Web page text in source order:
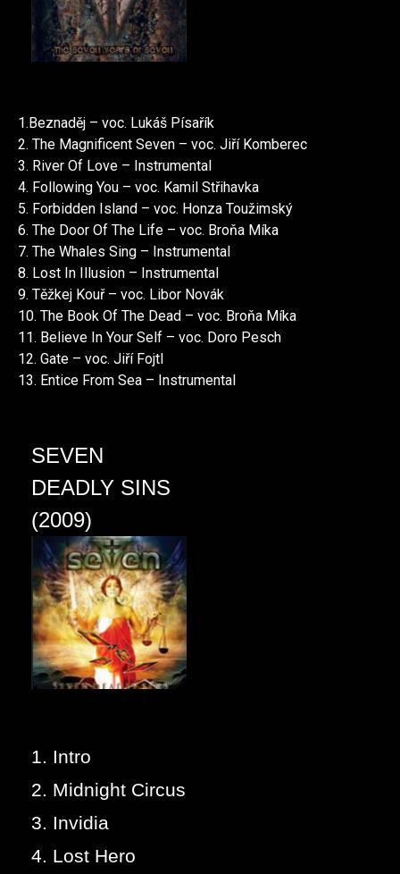
1.Beznaděj – voc. Lukáš Písařík
2. The Magnificent Seven – voc. Jiří Komberec
3. River Of Love – Instrumental
4. Following You – voc. Kamil Střihavka
5. Forbidden Island – voc. Honza Toužimský
6. The Door Of The Life – voc. Broňa Míka
7. The Whales Sing – Instrumental
8. Lost In Illusion – Instrumental
9. Těžkej Kouř – voc. Libor Novák
10. The Book Of The Dead – voc. Broňa Míka
11. Believe In Your Self – voc. Doro Pesch
12. Gate – voc. Jiří Fojtl
13. Entice From Sea – Instrumental
SEVEN
DEADLY SINS
(2009)
1. Intro
2. Midnight Circus
3. Invidia
4. Lost Hero